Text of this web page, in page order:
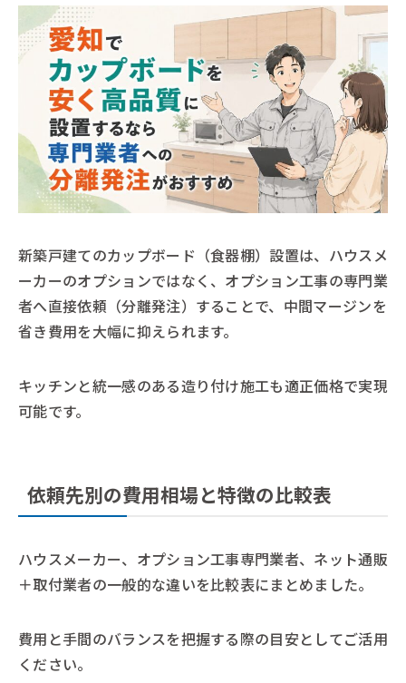
新築戸建てのカップボード（食器棚）設置は、ハウスメ
ーカーのオプションではなく、オプション工事の専門業
者へ直接依頼（分離発注）することで、中間マージンを
省き費用を大幅に抑えられます。
キッチンと統一感のある造り付け施工も適正価格で実現
可能です。
依頼先別の費用相場と特徴の比較表
ハウスメーカー、オプション工事専門業者、ネット通販
＋取付業者の一般的な違いを比較表にまとめました。
費用と手間のバランスを把握する際の目安としてご活用
ください。